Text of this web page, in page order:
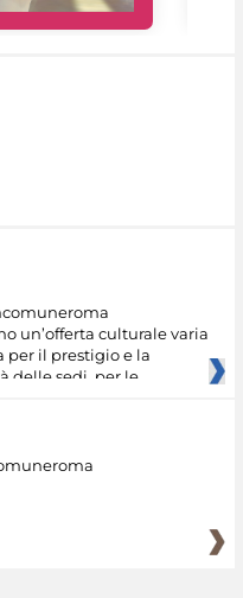
un’offerta culturale varia
per il prestigio e la
delle sedi, per le